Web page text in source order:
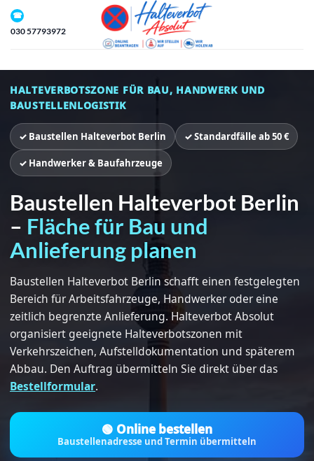
Zum
Inhalt
☎
030 57793972
HALTEVERBOTSZONE FÜR BAU, HANDWERK UND
BAUSTELLENLOGISTIK
✓ Baustellen Halteverbot Berlin ✓ Standardfälle ab 50 €
✓ Handwerker & Baufahrzeuge
Baustellen Halteverbot Berlin
– Fläche für Bau und
Anlieferung planen
Baustellen Halteverbot Berlin schafft einen festgelegten
Bereich für Arbeitsfahrzeuge, Handwerker oder eine
zeitlich begrenzte Anlieferung. Halteverbot Absolut
organisiert geeignete Halteverbotszonen mit
Verkehrszeichen, Aufstelldokumentation und späterem
Abbau. Den Auftrag übermitteln Sie direkt über das
Bestellformular.
🟢 Online bestellen
Baustellenadresse und Termin übermitteln